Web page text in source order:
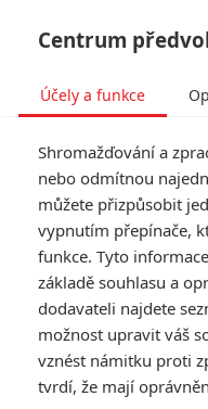
Tag: Ed
ČLÁNKY FILMY(0) OSOBY
Centrum
Účely a funkce
Shromažďování a
nebo odmítnou
můžete přizpůsobit
vypnutím přepínače,
funkce. Tyto
základě souhlasu a
dodavateli najdete
možnost upravit váš
vznést námitku proti
tvrdí, že mají